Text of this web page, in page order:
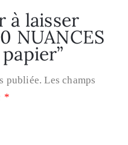
à laisser
NUANCES
publiée. Les champs
*